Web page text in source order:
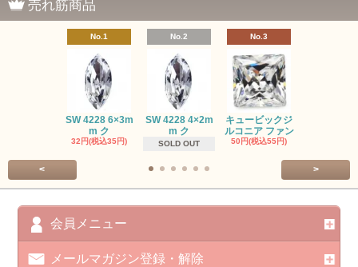
売れ筋商品
No.1
SW 4228 6×3m
m ク
32円(税込35円)
No.2
SW 4228 4×2m
m ク
SOLD OUT
No.3
キュービックジ
ルコニア ファン
50円(税込55円)
< >
会員メニュー
メールマガジン登録・解除